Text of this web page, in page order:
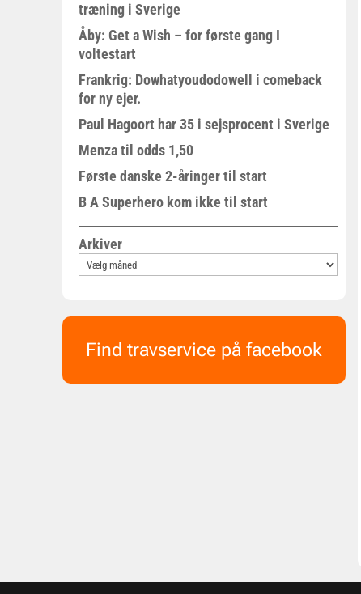
træning i Sverige
Åby: Get a Wish – for første gang I
voltestart
Frankrig: Dowhatyoudodowell i comeback
for ny ejer.
Paul Hagoort har 35 i sejsprocent i Sverige
Menza til odds 1,50
Første danske 2-åringer til start
B A Superhero kom ikke til start
Arkiver
Find travservice på facebook